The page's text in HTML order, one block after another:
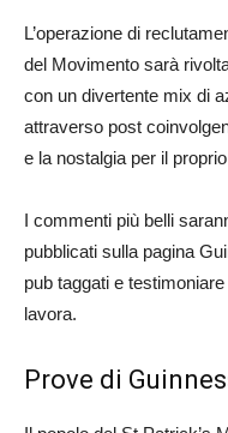
L’operazione di
del Movimento sarà
con un divertente mix di
attraverso post
e la nostalgia per il
I commenti più belli
pubblicati sulla pagina
pub taggati e
lavora.
Prove di